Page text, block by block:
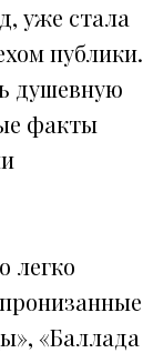
уже стала
публики.
душевную
факты
легко
«Баллада